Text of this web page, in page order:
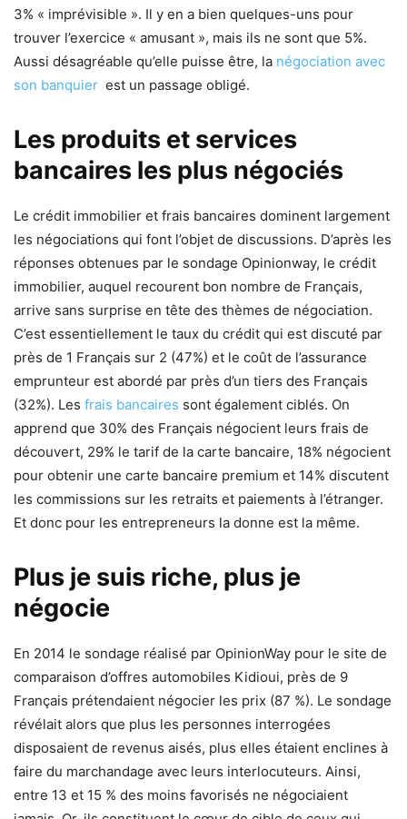
3% « imprévisible ». Il y en a bien quelques-uns pour
trouver l’exercice « amusant », mais ils ne sont que 5%.
Aussi désagréable qu’elle puisse être, la négociation avec
son banquier est un passage obligé.
Les produits et services
bancaires les plus négociés
Le crédit immobilier et frais bancaires dominent largement
les négociations qui font l’objet de discussions. D’après les
réponses obtenues par le sondage Opinionway, le crédit
immobilier, auquel recourent bon nombre de Français,
arrive sans surprise en tête des thèmes de négociation.
C’est essentiellement le taux du crédit qui est discuté par
près de 1 Français sur 2 (47%) et le coût de l’assurance
emprunteur est abordé par près d’un tiers des Français
(32%). Les frais bancaires sont également ciblés. On
apprend que 30% des Français négocient leurs frais de
découvert, 29% le tarif de la carte bancaire, 18% négocient
pour obtenir une carte bancaire premium et 14% discutent
les commissions sur les retraits et paiements à l’étranger.
Et donc pour les entrepreneurs la donne est la même.
Plus je suis riche, plus je
négocie
En 2014 le sondage réalisé par OpinionWay pour le site de
comparaison d’offres automobiles Kidioui, près de 9
Français prétendaient négocier les prix (87 %). Le sondage
révélait alors que plus les personnes interrogées
disposaient de revenus aisés, plus elles étaient enclines à
faire du marchandage avec leurs interlocuteurs. Ainsi,
entre 13 et 15 % des moins favorisés ne négociaient